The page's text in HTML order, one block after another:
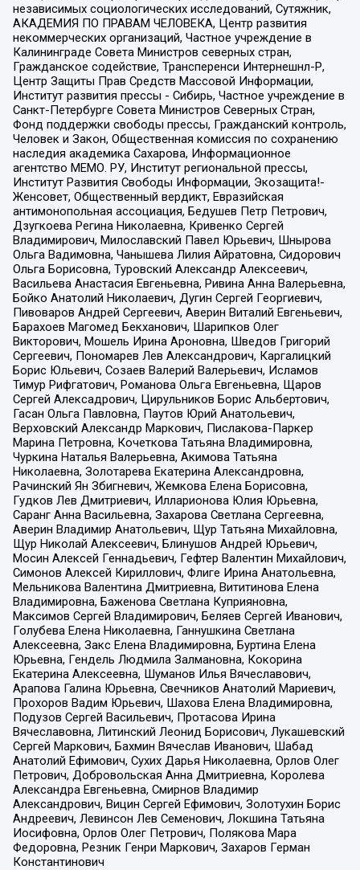
независимых социологических исследований, Сутяжник,
АКАДЕМИЯ ПО ПРАВАМ ЧЕЛОВЕКА, Центр развития
некоммерческих организаций, Частное учреждение в
Калининграде Совета Министров северных стран,
Гражданское содействие, Трансперенси Интернешнл-Р,
Центр Защиты Прав Средств Массовой Информации,
Институт развития прессы - Сибирь, Частное учреждение в
Санкт-Петербурге Совета Министров Северных Стран,
Фонд поддержки свободы прессы, Гражданский контроль,
Человек и Закон, Общественная комиссия по сохранению
наследия академика Сахарова, Информационное
агентство МЕМО. РУ, Институт региональной прессы,
Институт Развития Свободы Информации, Экозащита!-
Женсовет, Общественный вердикт, Евразийская
антимонопольная ассоциация, Бедушев Петр Петрович,
Дзугкоева Регина Николаевна, Кривенко Сергей
Владимирович, Милославский Павел Юрьевич, Шнырова
Ольга Вадимовна, Чанышева Лилия Айратовна, Сидорович
Ольга Борисовна, Туровский Александр Алексеевич,
Васильева Анастасия Евгеньевна, Ривина Анна Валерьевна,
Бойко Анатолий Николаевич, Дугин Сергей Георгиевич,
Пивоваров Андрей Сергеевич, Аверин Виталий Евгеньевич,
Барахоев Магомед Бекханович, Шарипков Олег
Викторович, Мошель Ирина Ароновна, Шведов Григорий
Сергеевич, Пономарев Лев Александрович, Каргалицкий
Борис Юльевич, Созаев Валерий Валерьевич, Исламов
Тимур Рифгатович, Романова Ольга Евгеньевна, Щаров
Сергей Алексадрович, Цирульников Борис Альбертович,
Гасан Ольга Павловна, Паутов Юрий Анатольевич,
Верховский Александр Маркович, Пислакова-Паркер
Марина Петровна, Кочеткова Татьяна Владимировна,
Чуркина Наталья Валерьевна, Акимова Татьяна
Николаевна, Золотарева Екатерина Александровна,
Рачинский Ян Збигневич, Жемкова Елена Борисовна,
Гудков Лев Дмитриевич, Илларионова Юлия Юрьевна,
Саранг Анна Васильевна, Захарова Светлана Сергеевна,
Аверин Владимир Анатольевич, Щур Татьяна Михайловна,
Щур Николай Алексеевич, Блинушов Андрей Юрьевич,
Мосин Алексей Геннадьевич, Гефтер Валентин Михайлович,
Симонов Алексей Кириллович, Флиге Ирина Анатольевна,
Мельникова Валентина Дмитриевна, Вититинова Елена
Владимировна, Баженова Светлана Куприяновна,
Максимов Сергей Владимирович, Беляев Сергей Иванович,
Голубева Елена Николаевна, Ганнушкина Светлана
Алексеевна, Закс Елена Владимировна, Буртина Елена
Юрьевна, Гендель Людмила Залмановна, Кокорина
Екатерина Алексеевна, Шуманов Илья Вячеславович,
Арапова Галина Юрьевна, Свечников Анатолий Мариевич,
Прохоров Вадим Юрьевич, Шахова Елена Владимировна,
Подузов Сергей Васильевич, Протасова Ирина
Вячеславовна, Литинский Леонид Борисович, Лукашевский
Сергей Маркович, Бахмин Вячеслав Иванович, Шабад
Анатолий Ефимович, Сухих Дарья Николаевна, Орлов Олег
Петрович, Добровольская Анна Дмитриевна, Королева
Александра Евгеньевна, Смирнов Владимир
Александрович, Вицин Сергей Ефимович, Золотухин Борис
Андреевич, Левинсон Лев Семенович, Локшина Татьяна
Иосифовна, Орлов Олег Петрович, Полякова Мара
Федоровна, Резник Генри Маркович, Захаров Герман
Константинович